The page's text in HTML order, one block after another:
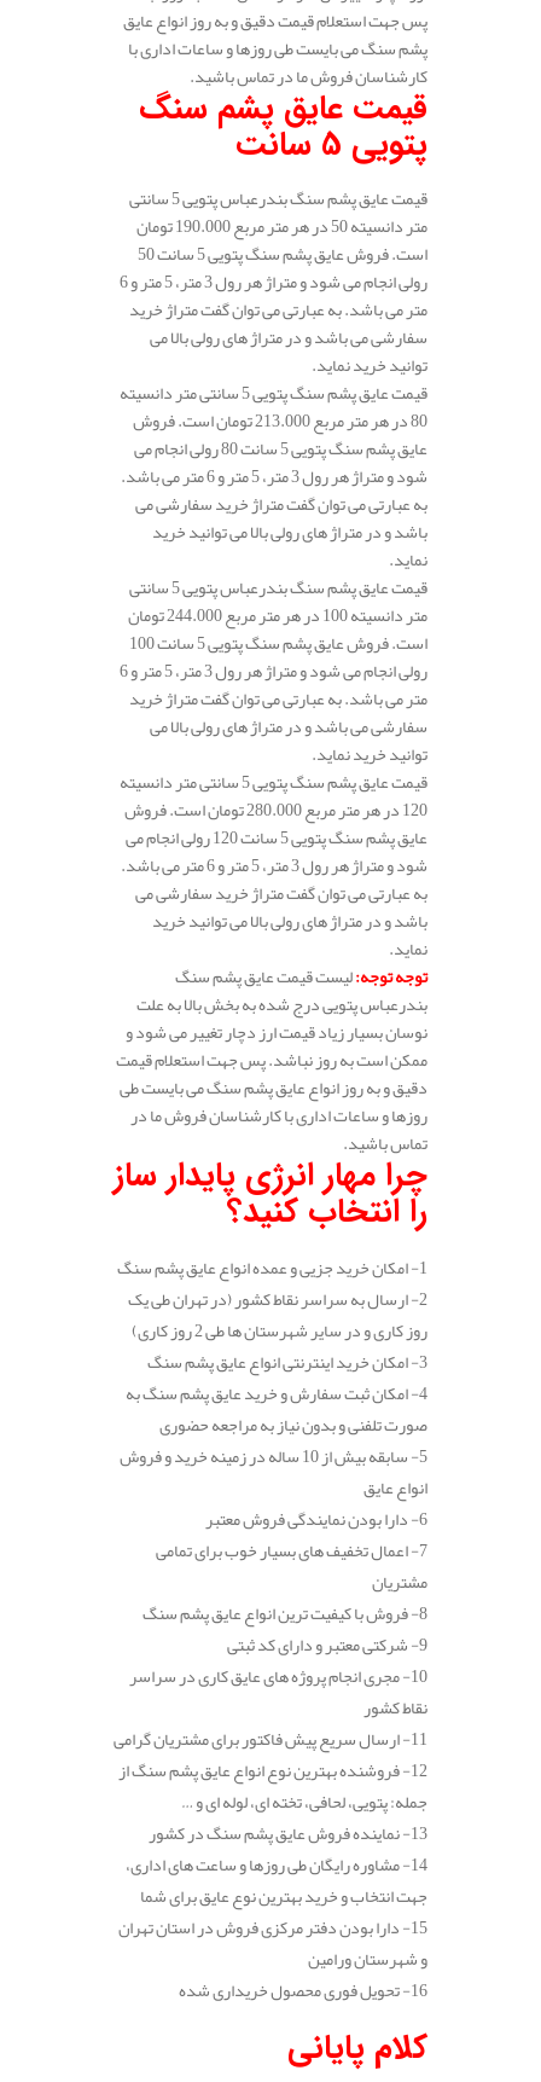
پس جهت استعلام قیمت دقیق و به روز انواع عایق
پشم سنگ می بایست طی روزها و ساعات اداری با
کارشناسان فروش ما در تماس باشید.
قیمت عایق پشم سنگ
پتویی 5 سانت
قیمت عایق پشم سنگ بندرعباس پتویی 5 سانتی
متر دانسیته 50 در هر متر مربع 190.000 تومان
است. فروش عایق پشم سنگ پتویی 5 سانت 50
رولی انجام می شود و متراژ هر رول 3 متر، 5 متر و 6
متر می باشد. به عبارتی می توان گفت متراژ خرید
سفارشی می باشد و در متراژ های رولی بالا می
توانید خرید نماید.
قیمت عایق پشم سنگ پتویی 5 سانتی متر دانسیته
80 در هر متر مربع 213.000 تومان است. فروش
عایق پشم سنگ پتویی 5 سانت 80 رولی انجام می
شود و متراژ هر رول 3 متر، 5 متر و 6 متر می باشد.
به عبارتی می توان گفت متراژ خرید سفارشی می
باشد و در متراژ های رولی بالا می توانید خرید
نماید.
قیمت عایق پشم سنگ بندرعباس پتویی 5 سانتی
متر دانسیته 100 در هر متر مربع 244.000 تومان
است. فروش عایق پشم سنگ پتویی 5 سانت 100
رولی انجام می شود و متراژ هر رول 3 متر، 5 متر و 6
متر می باشد. به عبارتی می توان گفت متراژ خرید
سفارشی می باشد و در متراژ های رولی بالا می
توانید خرید نماید.
قیمت عایق پشم سنگ پتویی 5 سانتی متر دانسیته
120 در هر متر مربع 280.000 تومان است. فروش
عایق پشم سنگ پتویی 5 سانت 120 رولی انجام می
شود و متراژ هر رول 3 متر، 5 متر و 6 متر می باشد.
به عبارتی می توان گفت متراژ خرید سفارشی می
باشد و در متراژ های رولی بالا می توانید خرید
نماید.
توجه توجه:لیست قیمت عایق پشم سنگ
بندرعباس پتویی درج شده به بخش بالا به علت
نوسان بسیار زیاد قیمت ارز دچار تغییر می شود و
ممکن است به روز نباشد. پس جهت استعلام قیمت
دقیق و به روز انواع عایق پشم سنگ می بایست طی
روزها و ساعات اداری با کارشناسان فروش ما در
تماس باشید.
چرا مهار انرژی پایدار ساز
را انتخاب کنید؟
1- امکان خرید جزیی و عمده انواع عایق پشم سنگ
2- ارسال به سراسر نقاط کشور (در تهران طی یک
روز کاری و در سایر شهرستان ها طی 2 روز کاری)
3- امکان خرید اینترنتی انواع عایق پشم سنگ
4- امکان ثبت سفارش و خرید عایق پشم سنگ به
صورت تلفنی و بدون نیاز به مراجعه حضوری
5- سابقه بیش از 10 ساله در زمینه خرید و فروش
انواع عایق
6- دارا بودن نمایندگی فروش معتبر
7- اعمال تخفیف های بسیار خوب برای تمامی
مشتریان
8- فروش با کیفیت ترین انواع عایق پشم سنگ
9- شرکتی معتبر و دارای کد ثبتی
10- مجری انجام پروژه های عایق کاری در سراسر
نقاط کشور
11- ارسال سریع پیش فاکتور برای مشتریان گرامی
12- فروشنده بهترین نوع انواع عایق پشم سنگ از
جمله: پتویی، لحافی، تخته ای، لوله ای و …
13- نماینده فروش عایق پشم سنگ در کشور
14- مشاوره رایگان طی روزها و ساعت های اداری،
جهت انتخاب و خرید بهترین نوع عایق برای شما
15- دارا بودن دفتر مرکزی فروش در استان تهران
و شهرستان ورامین
16- تحویل فوری محصول خریداری شده
کلام پایانی